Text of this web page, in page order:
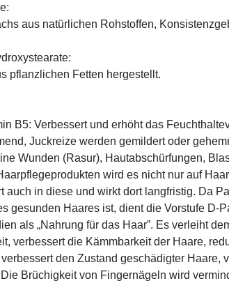
aus natürlichen Rohstoffen,
pflanzlichen Fetten hergestellt.
B5: Verbessert und erhöht das
Juckreize werden gemildert oder
Wunden (Rasur), Hautabschürfungen,
wird es nicht nur auf
auch in diese und wirkt dort langfristig. Da
gesunden Haares ist, dient die Vorstufe D-
als „Nahrung für das Haar”. Es verleiht
verbessert die Kämmbarkeit der Haare,
den Zustand geschädigter Haare,
Brüchigkeit von Fingernägeln wird